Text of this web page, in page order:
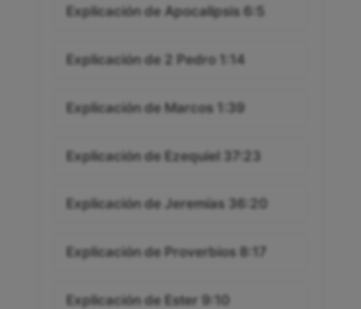
Explicación de Apocalipsis 6:5
Explicación de 2 Pedro 1:14
Explicación de Marcos 1:39
Explicación de Ezequiel 37:23
Explicación de Jeremías 36:20
Explicación de Proverbios 8:17
Explicación de Ester 9:10